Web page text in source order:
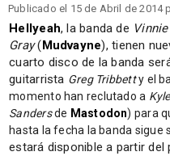
Publicado el 15 de Abril de 2014
Hellyeah, la banda de
Gray( Mudvayne), tienen
cuarto disco de la banda
guitarrista Greg Tribbetty el
momento han reclutado a
Sandersde Mastodon) para
hasta la fecha la banda sigue
estará disponible a partir del